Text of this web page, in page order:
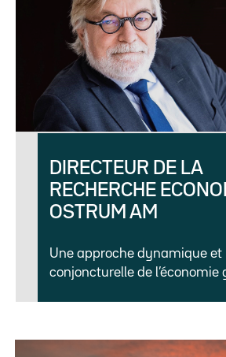
DIRECTEUR DE LA
RECHERCHE
OSTRUM AM
Une approche dynamique et
conjoncturelle de l’économie